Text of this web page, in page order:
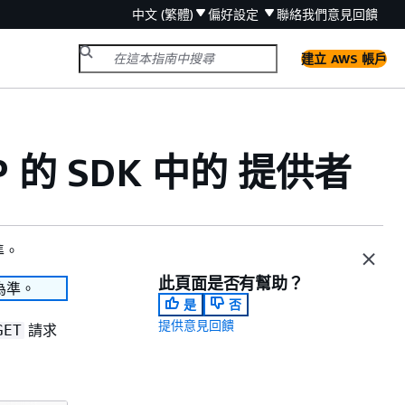
中文 (繁體) 偏好設定 聯絡我們意見回饋
建立 AWS 帳戶
的 SDK 中的 提供者
。
請求
此頁面是否有幫助？
是
否
提供意見回饋